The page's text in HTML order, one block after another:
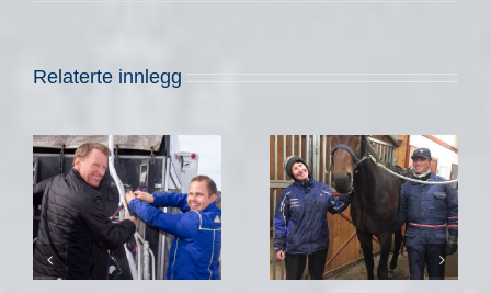
Relaterte innlegg